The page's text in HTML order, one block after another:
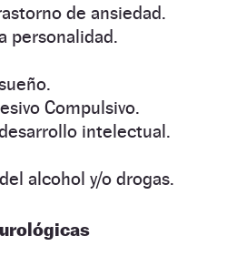
de ansiedad.
personalidad.
Compulsivo.
intelectual.
alcohol y/o drogas.